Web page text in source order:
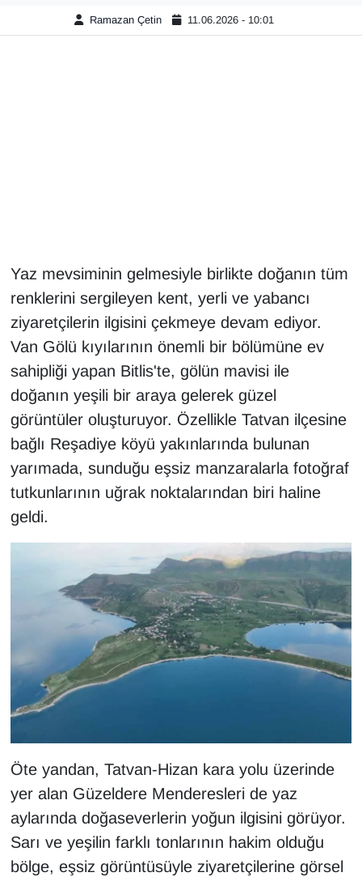
Ramazan Çetin 11.06.2026 - 10:01
Yaz mevsiminin gelmesiyle birlikte doğanın tüm
renklerini sergileyen kent, yerli ve yabancı
ziyaretçilerin ilgisini çekmeye devam ediyor.
Van Gölü kıyılarının önemli bir bölümüne ev
sahipliği yapan Bitlis'te, gölün mavisi ile
doğanın yeşili bir araya gelerek güzel
görüntüler oluşturuyor. Özellikle Tatvan ilçesine
bağlı Reşadiye köyü yakınlarında bulunan
yarımada, sunduğu eşsiz manzaralarla fotoğraf
tutkunlarının uğrak noktalarından biri haline
geldi.
Öte yandan, Tatvan-Hizan kara yolu üzerinde
yer alan Güzeldere Menderesleri de yaz
aylarında doğaseverlerin yoğun ilgisini görüyor.
Sarı ve yeşilin farklı tonlarının hakim olduğu
bölge, eşsiz görüntüsüyle ziyaretçilerine görsel
Emlak
HABERDE İNSAN
İngilizce
Kadın
Kamu Alımları
Kim Kimdir?
Kültür & Sanat
MAGAZİN
MEDYA
ONE EKONOMİ
POLİTİKA
Resmi İlanlar
RÖPORTAJ
SAĞLIK
Seri İlan